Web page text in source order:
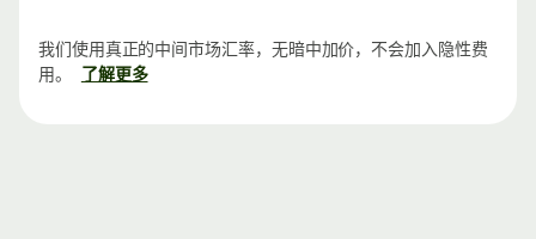
我们使用真正的中间市场汇率，无暗中加价，不会加入隐性费
用。
了解更多